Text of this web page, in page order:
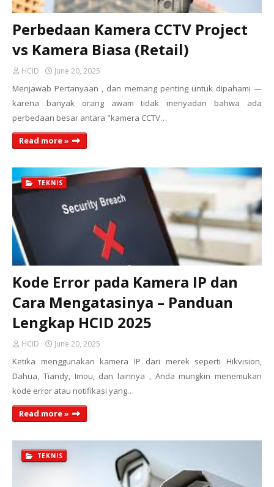
Perbedaan Kamera CCTV Project
vs Kamera Biasa (Retail)
HCID June 20, 2025
Menjawab Pertanyaan , dan memang penting untuk dipahami —
karena banyak orang awam tidak menyadari bahwa ada
perbedaan besar antara "kamera CCTV…
Read more »
TEKNIS
Kode Error pada Kamera IP dan
Cara Mengatasinya – Panduan
Lengkap HCID 2025
HCID June 20, 2025
Ketika menggunakan kamera IP dari merek seperti Hikvision,
Dahua, Tiandy, Imou, dan lainnya , Anda mungkin menemukan
kode error atau notifikasi yang…
Read more »
TEKNIS